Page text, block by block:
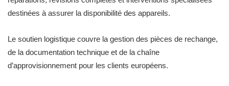
destinées à assurer la disponibilité des appareils.
Le soutien logistique couvre la gestion des pièces de rechange,
de la documentation technique et de la chaîne
d’approvisionnement pour les clients européens.